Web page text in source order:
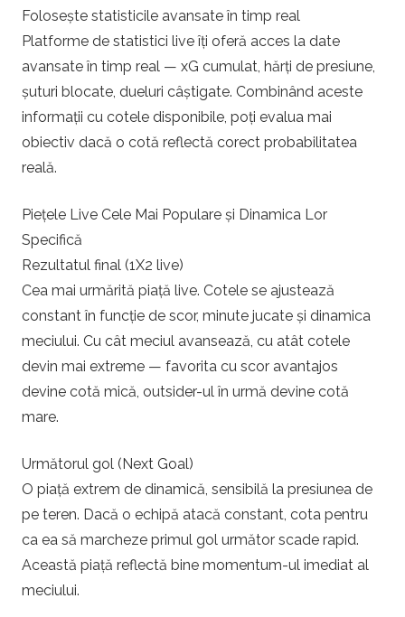
Folosește statisticile avansate în timp real
Platforme de statistici live îți oferă acces la date
avansate în timp real — xG cumulat, hărți de presiune,
șuturi blocate, dueluri câștigate. Combinând aceste
informații cu cotele disponibile, poți evalua mai
obiectiv dacă o cotă reflectă corect probabilitatea
reală.
Piețele Live Cele Mai Populare și Dinamica Lor
Specifică
Rezultatul final (1X2 live)
Cea mai urmărită piață live. Cotele se ajustează
constant în funcție de scor, minute jucate și dinamica
meciului. Cu cât meciul avansează, cu atât cotele
devin mai extreme — favorita cu scor avantajos
devine cotă mică, outsider-ul în urmă devine cotă
mare.
Următorul gol (Next Goal)
O piață extrem de dinamică, sensibilă la presiunea de
pe teren. Dacă o echipă atacă constant, cota pentru
ca ea să marcheze primul gol următor scade rapid.
Această piață reflectă bine momentum-ul imediat al
meciului.